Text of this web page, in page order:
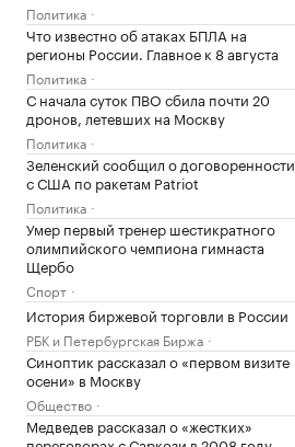
Политика
Что известно об атаках БПЛА на
регионы России. Главное к 8 августа
Политика
С начала суток ПВО сбила почти 20
дронов, летевших на Москву
Политика
Зеленский сообщил о договоренности
с США по ракетам Patriot
Политика
Умер первый тренер шестикратного
олимпийского чемпиона гимнаста
Щербо
Спорт
История биржевой торговли в России
РБК и Петербургская Биржа
Синоптик рассказал о «первом визите
осени» в Москву
Общество
Медведев рассказал о «жестких»